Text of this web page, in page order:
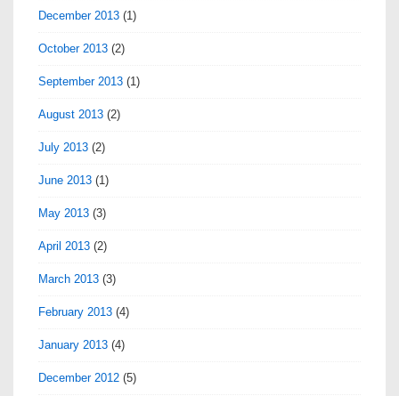
December 2013 (1)
October 2013 (2)
September 2013 (1)
August 2013 (2)
July 2013 (2)
June 2013 (1)
May 2013 (3)
April 2013 (2)
March 2013 (3)
February 2013 (4)
January 2013 (4)
December 2012 (5)